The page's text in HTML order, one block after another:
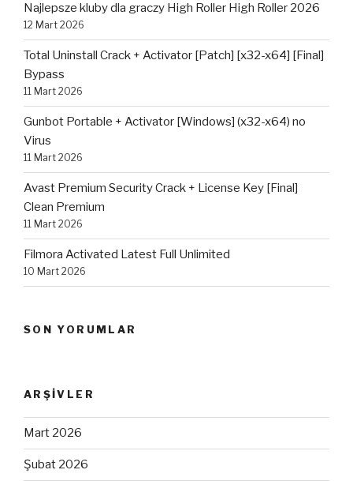
Najlepsze kluby dla graczy High Roller High Roller 2026
12 Mart 2026
Total Uninstall Crack + Activator [Patch] [x32-x64] [Final]
Bypass
11 Mart 2026
Gunbot Portable + Activator [Windows] (x32-x64) no
Virus
11 Mart 2026
Avast Premium Security Crack + License Key [Final]
Clean Premium
11 Mart 2026
Filmora Activated Latest Full Unlimited
10 Mart 2026
SON YORUMLAR
ARŞIVLER
Mart 2026
Şubat 2026